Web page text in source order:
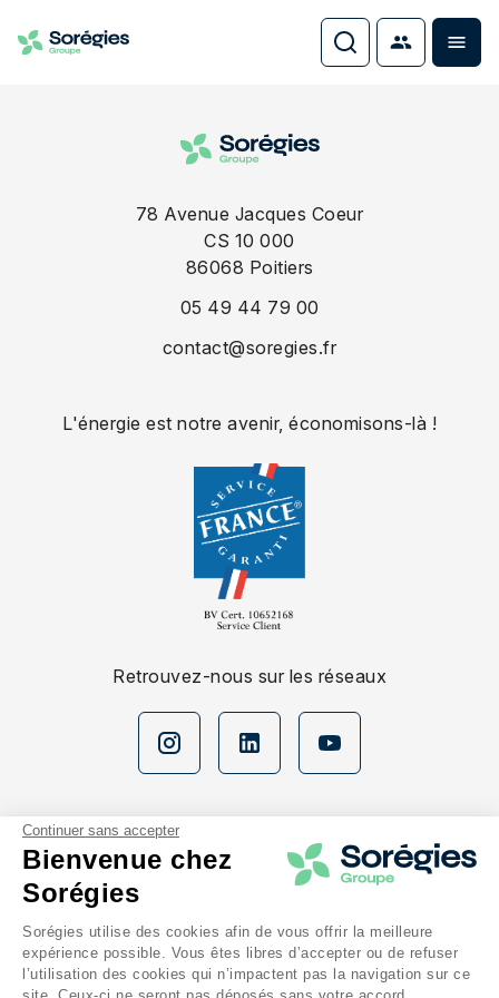
Continuer sans accepter
Bienvenue chez
Sorégies
Sorégies utilise des cookies afin de vous offrir la meilleure
expérience possible. Vous êtes libres d’accepter ou de refuser
l’utilisation des cookies qui n’impactent pas la navigation sur ce
site. Ceux-ci ne seront pas déposés sans votre accord.
78 Avenue Jacques Coeur
CS 10 000
86068 Poitiers
05 49 44 79 00
contact@soregies.fr
Nos espaces
En savoir plus
Retrouvez-nous sur les réseaux
L'énergie est notre avenir, économisons-là !